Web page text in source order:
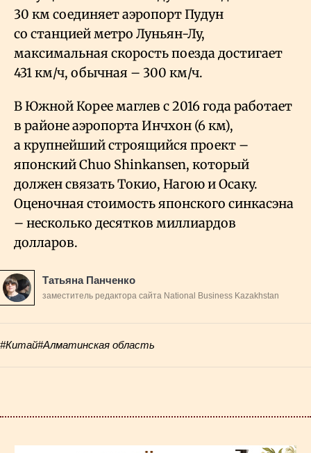
30 км соединяет аэропорт Пудун
со станцией метро Луньян-Лу,
максимальная скорость поезда достигает
431 км/ч, обычная – 300 км/ч.
В Южной Корее маглев с 2016 года работает
в районе аэропорта Инчхон (6км),
а крупнейший строящийся проект –
японский Chuo Shinkansen, который
должен связать Токио, Нагою и Осаку.
Оценочная стоимость японского синкасэна
– несколько десятков миллиардов
долларов.
Татьяна Панченко
заместитель редактора сайта National Business Kazakhstan
#Китай#Алматинская область